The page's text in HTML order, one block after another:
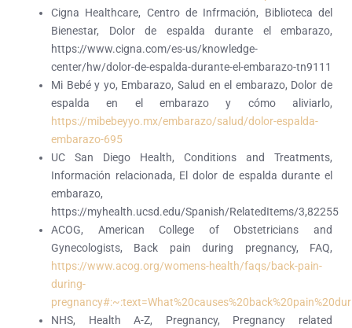
Cigna Healthcare, Centro de Infrmación, Biblioteca del
Bienestar, Dolor de espalda durante el embarazo,
https://www.cigna.com/es-us/knowledge-
center/hw/dolor-de-espalda-durante-el-embarazo-tn9111
Mi Bebé y yo, Embarazo, Salud en el embarazo, Dolor de
espalda en el embarazo y cómo aliviarlo,
https://mibebeyyo.mx/embarazo/salud/dolor-espalda-
embarazo-695
UC San Diego Health, Conditions and Treatments,
Información relacionada, El dolor de espalda durante el
embarazo,
https://myhealth.ucsd.edu/Spanish/RelatedItems/3,82255
ACOG, American College of Obstetricians and
Gynecologists, Back pain during pregnancy, FAQ,
https://www.acog.org/womens-health/faqs/back-pain-
during-
NHS, Health A-Z, Pregnancy, Pregnancy related